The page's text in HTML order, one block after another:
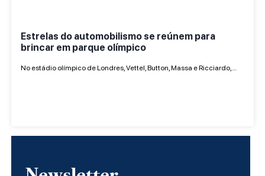
Estrelas do automobilismo se reúnem para
brincar em parque olímpico
No estádio olímpico de Londres, Vettel, Button, Massa e Ricciardo,…